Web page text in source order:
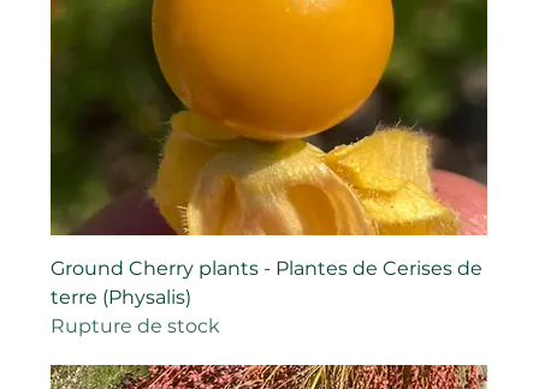
Ground Cherry plants - Plantes de Cerises de
terre (Physalis)
Rupture de stock